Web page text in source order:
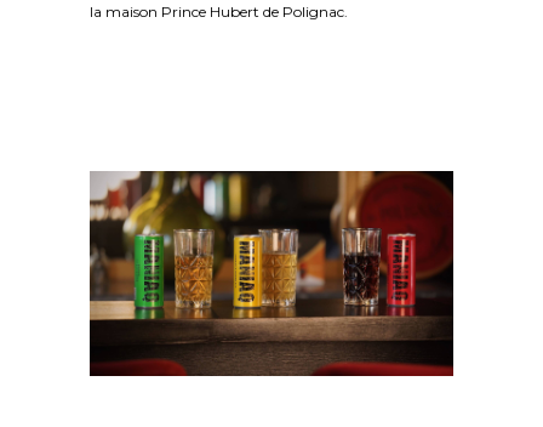
la maison Prince Hubert de Polignac.